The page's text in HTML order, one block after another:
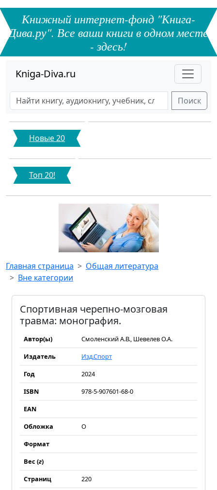
Книжный интернет-фонд "Книга-
Дива.ру". Все ваши книги в одном месте
- здесь!
Kniga-Diva.ru
Поиск
Новые 20
Топ 20!
Главная страница
Общая литература
Вне категории
Спортивная черепно-мозговая
травма: монография.
Автор(ы)
Смоленский А.В., Шевелев О.А.
Издатель
Изд.Спорт
Год
2024
ISBN
978-5-907601-68-0
EAN
Обложка
О
Формат
Вес (г)
Страниц
220